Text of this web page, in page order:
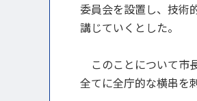
委員会を設置し、技術
講じていくとした。
このことについて市
全てに全庁的な横串を